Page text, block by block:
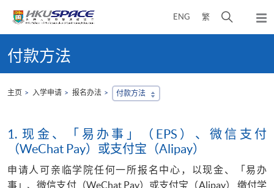
ENG 繁
开
弹
出
单
content
start付款方法
主页 入学申请 报名办法 付款方法
1. 现金、「易办事」（EPS）、微信支付
（WeChat Pay）或支付宝（Alipay）
申请人可亲临学院任何一所报名中心，以现金、「易办
事」、微信支付（WeChat Pay） 或支付宝 （Alipay）
缴付学